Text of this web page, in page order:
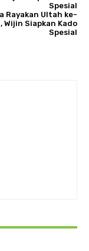
Rayakan Ultah ke-
Wijin Siapkan Kado
Spesial